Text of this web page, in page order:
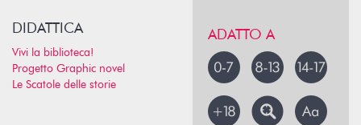
DIDATTICA
Vivi la biblioteca!
Progetto Graphic novel
Le Scatole delle storie
ADATTO A